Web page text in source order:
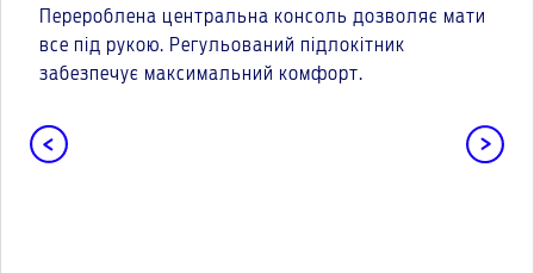
Перероблена центральна консоль дозволяє мати
все під рукою. Регульований підлокітник
забезпечує максимальний комфорт.